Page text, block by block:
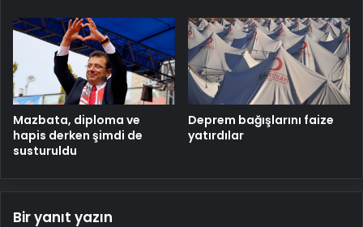
Mazbata, diploma ve
hapis derken şimdi de
susturuldu
Deprem bağışlarını faize
yatırdılar
Bir yanıt yazın